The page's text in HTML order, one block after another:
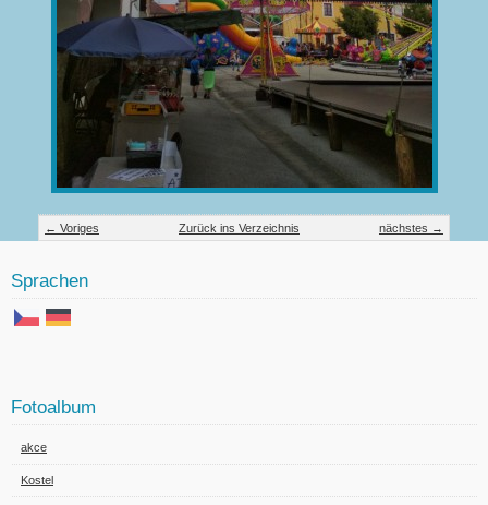
← Voriges nächstes →
Zurück ins Verzeichnis
Sprachen
Fotoalbum
akce
Kostel